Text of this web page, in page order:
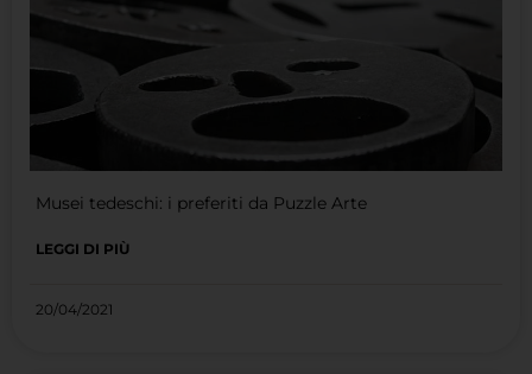
Musei tedeschi: i preferiti da Puzzle Arte
LEGGI DI PIÙ
20/04/2021